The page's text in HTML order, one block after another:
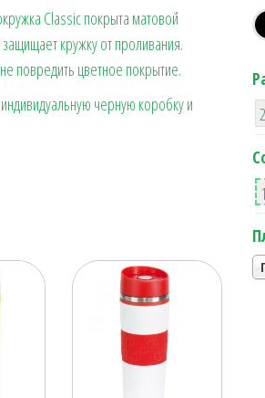
r ь
Classic покрыта матовой
кружку от проливания.
повредить цветное покрытие.
черную коробку и